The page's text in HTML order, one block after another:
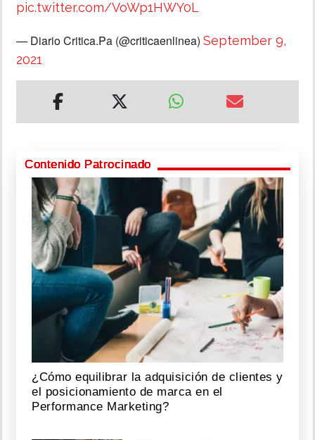
pic.twitter.com/VoWp1HWY0L
— Diario Critica.Pa (@criticaenlinea) September 9,
2021
Contenido Patrocinado
¿Cómo equilibrar la adquisición de clientes y
el posicionamiento de marca en el
Performance Marketing?